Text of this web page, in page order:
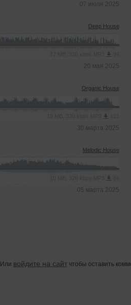
07 июля 2025
Deep House
20 мая 2025
Organic House
30 марта 2025
Melodic House
05 марта 2025
Или войдите на сайтчтобы оставить